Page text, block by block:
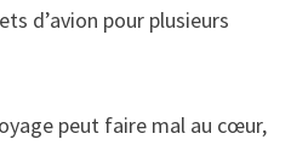
d’avion pour plusieurs
peut faire mal au cœur,